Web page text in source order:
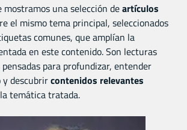
una selección deartículos
el mismo tema principal, seleccionados
comunes, que amplían la
en este contenido. Son lecturas
para profundizar, entender
descubrircontenidos relevantes
temática tratada.